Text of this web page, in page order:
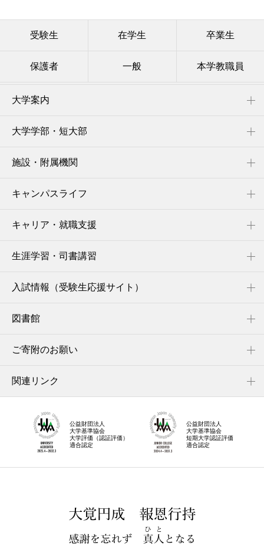
受験生 在学生 卒業生
保護者 一般 本学教職員
大学案内
大学学部・短大部
施設・附属機関
キャンパスライフ
キャリア・就職支援
生涯学習・司書講習
入試情報（受験生応援サイト）
図書館
ご寄附のお願い
関連リンク
公益財団法人
大学基準協会
大学評価（認証評価）
適合認定
公益財団法人
大学基準協会
短期大学認証評価
適合認定